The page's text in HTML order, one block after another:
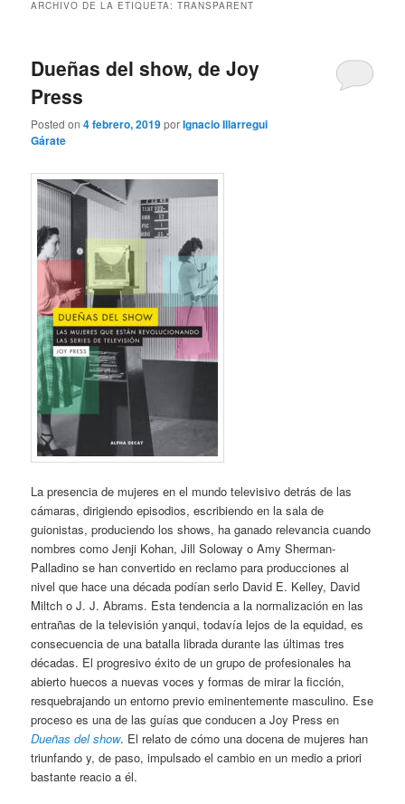
ARCHIVO DE LA ETIQUETA:TRANSPARENT
Dueñas del show, de Joy
Press
Posted on4 febrero, 2019porIgnacio Illarregui
Gárate
La presencia de mujeres en el mundo televisivo detrás de las
cámaras, dirigiendo episodios, escribiendo en la sala de
guionistas, produciendo los shows, ha ganado relevancia cuando
nombres como Jenji Kohan, Jill Soloway o Amy Sherman-
Palladino se han convertido en reclamo para producciones al
nivel que hace una década podían serlo David E. Kelley, David
Miltch o J. J. Abrams. Esta tendencia a la normalización en las
entrañas de la televisión yanqui, todavía lejos de la equidad, es
consecuencia de una batalla librada durante las últimas tres
décadas. El progresivo éxito de un grupo de profesionales ha
abierto huecos a nuevas voces y formas de mirar la ficción,
resquebrajando un entorno previo eminentemente masculino. Ese
proceso es una de las guías que conducen a Joy Press en
Dueñas del show. El relato de cómo una docena de mujeres han
triunfando y, de paso, impulsado el cambio en un medio a priori
bastante reacio a él.